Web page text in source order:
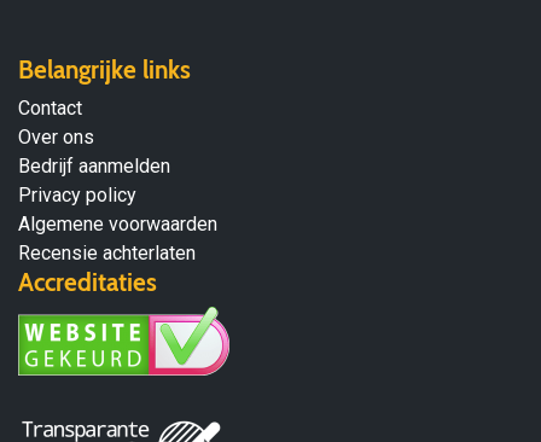
Belangrijke links
Contact
Over ons
Bedrijf aanmelden
Privacy policy
Algemene voorwaarden
Recensie achterlaten
Accreditaties